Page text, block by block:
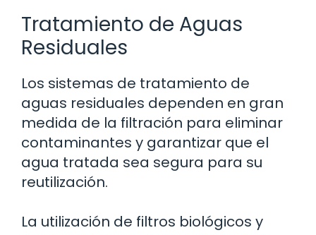
Tratamiento de Aguas
Residuales
Los sistemas de tratamiento de
aguas residuales dependen en gran
medida de la filtración para eliminar
contaminantes y garantizar que el
agua tratada sea segura para su
reutilización.
La utilización de filtros biológicos y